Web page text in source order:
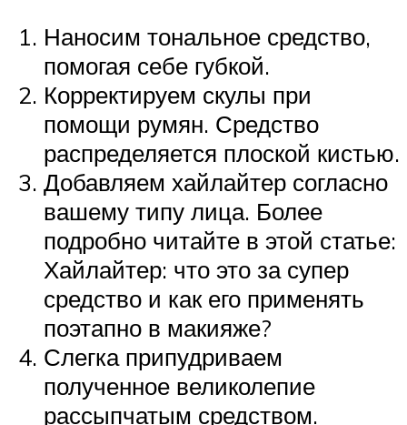
Наносим тональное средство,
помогая себе губкой.
Корректируем скулы при
помощи румян. Средство
распределяется плоской кистью.
Добавляем хайлайтер согласно
вашему типу лица. Более
подробно читайте в этой статье:
Хайлайтер: что это за супер
средство и как его применять
поэтапно в макияже?
Слегка припудриваем
полученное великолепие
рассыпчатым средством.